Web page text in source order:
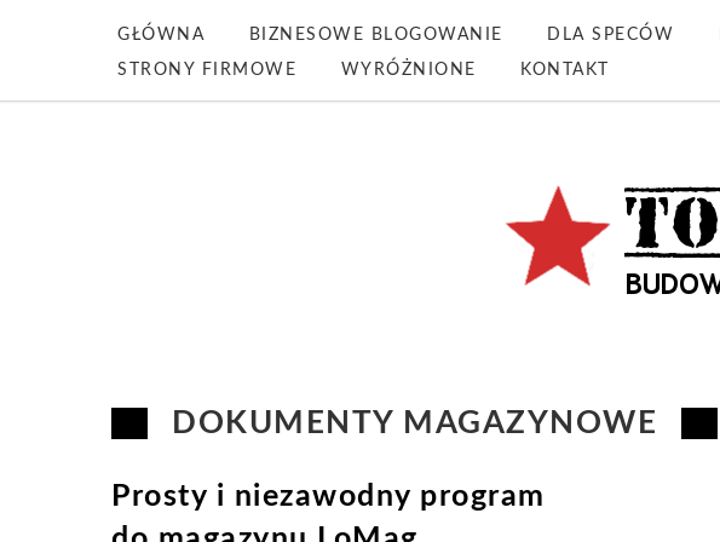
GŁÓWNA BIZNESOWE BLOGOWANIE DLA SPECÓW
STRONY FIRMOWE WYRÓŻNIONE KONTAKT
DOKUMENTY MAGAZYNOWE
Prosty i niezawodny program